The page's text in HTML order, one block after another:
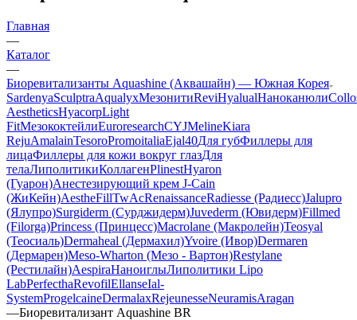
Главная
—
Каталог
—
Биоревитализанты Aquashine (Аквашайн) — Южная Корея
SardenyaSculptraAqualyxМезонитиReviHyalualНаноканюли
AestheticsHyacorpLight
FitМезококтейлиEuroresearchCYJMelineKiara
RejuAmalainTesoroPromoitaliaEjal40Для губФиллеры для
лицаФиллеры для кожи вокруг глазДля
телаЛиполитикиКоллагенPlinestHyaron
(Гуарон)Анестезирующий крем J-Cain
(ЖиКейн)AestheFillTwAcRenaissanceRadiesse (Радиесс)Jalupro
(Ялупро)Surgiderm (Сурджидерм)Juvederm (Ювидерм)Fillmed
(Filorga)Princess (Принцесс)Macrolane (Макролейн)Teosyal
(Теосиаль)Dermaheal (Дермахил)Yvoire (Ивор)Dermaren
(Дермарен)Meso-Wharton (Мезо - Вартон)Restylane
(Рестилайн)AespiraНаноиглыЛиполитики Lipo
LabPerfecthaRevofilEllanseIal-
SystemProgelcaineDermalaxRejeunesseNeuramisAragan
—Биоревитализант Aquashine BR